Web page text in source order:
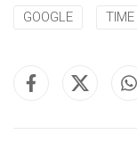
GOOGLE TIME